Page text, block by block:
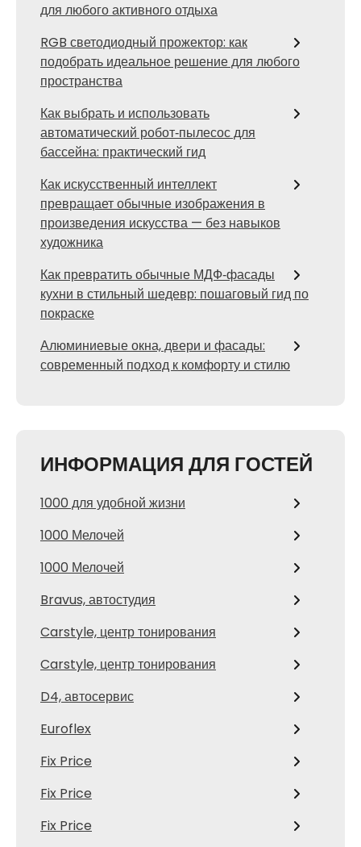
для любого активного отдыха
RGB светодиодный прожектор: как
подобрать идеальное решение для любого
пространства
Как выбрать и использовать
автоматический робот‑пылесос для
бассейна: практический гид
Как искусственный интеллект
превращает обычные изображения в
произведения искусства — без навыков
художника
Как превратить обычные МДФ‑фасады
кухни в стильный шедевр: пошаговый гид по
покраске
Алюминиевые окна, двери и фасады:
современный подход к комфорту и стилю
ИНФОРМАЦИЯ ДЛЯ ГОСТЕЙ
1000 для удобной жизни
1000 Мелочей
1000 Мелочей
Bravus, автостудия
Carstyle, центр тонирования
Carstyle, центр тонирования
D4, автосервис
Euroflex
Fix Price
Fix Price
Fix Price